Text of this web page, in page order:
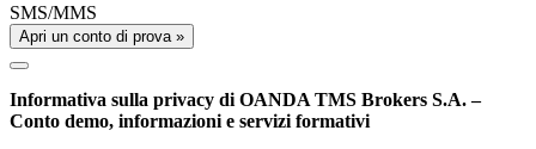
SMS/MMS
Apri un conto di prova »
Informativa sulla privacy di OANDA TMS Brokers S.A. –
Conto demo, informazioni e servizi formativi